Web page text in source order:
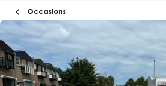
Occasions